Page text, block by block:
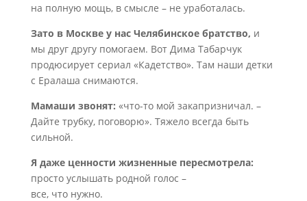
на полную мощь, в смысле – не уработалась.
Зато в Москве у нас Челябинское братство, и
мы друг другу помогаем. Вот Дима Табарчук
продюсирует сериал «Кадетство». Там наши детки
с Ералаша снимаются.
Мамаши звонят: «что-то мой закапризничал. –
Дайте трубку, поговорю». Тяжело всегда быть
сильной.
Я даже ценности жизненные пересмотрела:
просто услышать родной голос –
все, что нужно.